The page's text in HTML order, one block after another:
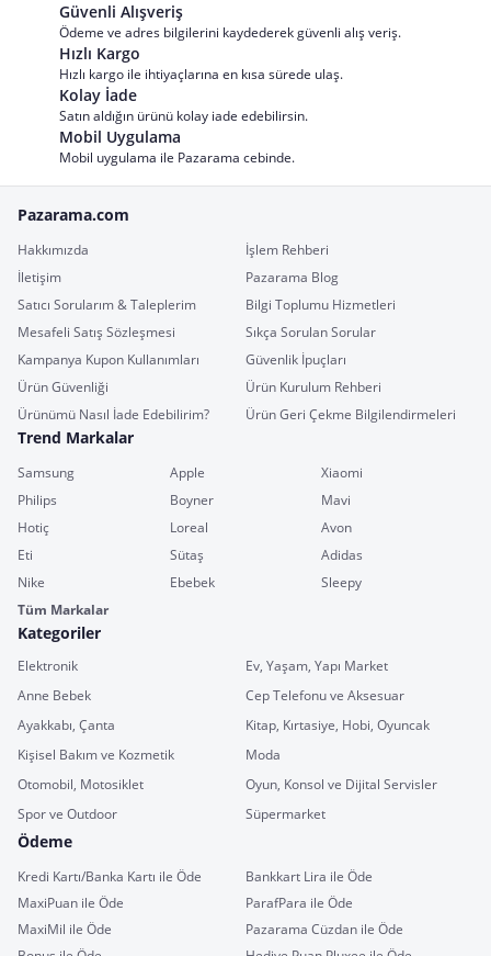
Güvenli Alışveriş
Ödeme ve adres bilgilerini kaydederek güvenli alış veriş.
Hızlı Kargo
Hızlı kargo ile ihtiyaçlarına en kısa sürede ulaş.
Kolay İade
Satın aldığın ürünü kolay iade edebilirsin.
Mobil Uygulama
Mobil uygulama ile Pazarama cebinde.
Pazarama.com
Hakkımızda
İşlem Rehberi
İletişim
Pazarama Blog
Satıcı Sorularım & Taleplerim
Bilgi Toplumu Hizmetleri
Mesafeli Satış Sözleşmesi
Sıkça Sorulan Sorular
Kampanya Kupon Kullanımları
Güvenlik İpuçları
Ürün Güvenliği
Ürün Kurulum Rehberi
Ürünümü Nasıl İade Edebilirim?
Ürün Geri Çekme Bilgilendirmeleri
Trend Markalar
Samsung Apple
Xiaomi
Philips
Boyner
Mavi
Hotiç
Loreal
Avon
Eti
Sütaş
Adidas
Nike
Ebebek
Sleepy
Tüm Markalar
Kategoriler
Elektronik
Ev, Yaşam, Yapı Market
Anne Bebek
Cep Telefonu ve Aksesuar
Ayakkabı, Çanta
Kitap, Kırtasiye, Hobi, Oyuncak
Kişisel Bakım ve Kozmetik
Moda
Otomobil, Motosiklet
Oyun, Konsol ve Dijital Servisler
Spor ve Outdoor
Süpermarket
Ödeme
Kredi Kartı/Banka Kartı ile Öde
Bankkart Lira ile Öde
MaxiPuan ile Öde
ParafPara ile Öde
MaxiMil ile Öde
Pazarama Cüzdan ile Öde